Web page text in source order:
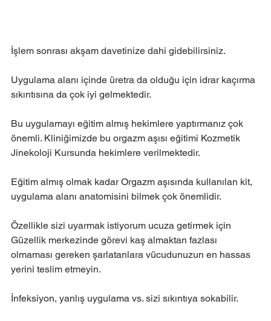
İşlem sonrası akşam davetinize dahi gidebilirsiniz.
Uygulama alanı içinde üretra da olduğu için idrar kaçırma
sıkıntısına da çok iyi gelmektedir.
Bu uygulamayı eğitim almış hekimlere yaptırmanız çok
önemli. Kliniğimizde bu orgazm aşısı eğitimi Kozmetik
Jinekoloji Kursunda hekimlere verilmektedir.
Eğitim almış olmak kadar Orgazm aşısında kullanılan kit,
uygulama alanı anatomisini bilmek çok önemlidir.
Özellikle sizi uyarmak istiyorum ucuza getirmek için
Güzellik merkezinde görevi kaş almaktan fazlası
olmaması gereken şarlatanlara vücudunuzun en hassas
yerini teslim etmeyin.
İnfeksiyon, yanlış uygulama vs. sizi sıkıntıya sokabilir.